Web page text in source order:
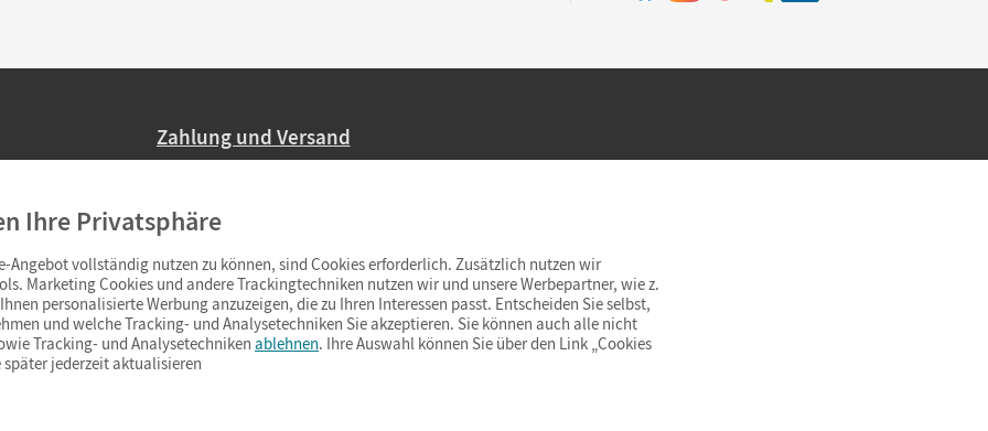
Zahlung und Versand
Ab 59,– EUR Bestellwert liefern wir versandkostenfrei innerhalb Deutschlands
(Lieferung in 3–6 Tagen).
Ihre Privatsphäre
Angebot vollständig nutzen zu können, sind Cookies erforderlich. Zusätzlich nutzen wir
Marketing Cookies und andere Trackingtechniken nutzen wir und unsere Werbepartner, wie z.
personalisierte Werbung anzuzeigen, die zu Ihren Interessen passt. Entscheiden Sie selbst,
und welche Tracking- und Analysetechniken Sie akzeptieren. Sie können auch alle nicht
Tracking- und Analysetechniken ablehnen. Ihre Auswahl können Sie über den Link „Cookies
später jederzeit aktualisieren